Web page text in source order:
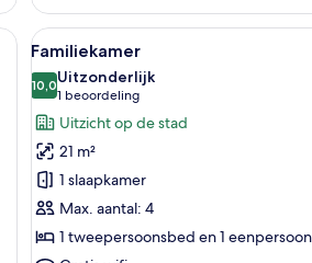
bier, Snickers en een fles vruchtensap.
Alle
foto's
voor
Familiekamer
laden
Een
7
Familiekamer
10,010,0 van 10
Uitzonderlijk
1 beoordeling
(1
beoordeling)
Uitzicht op de stad
21 m²
1 slaapkamer
Max. aantal: 4
1 tweepersoonsbed en 1